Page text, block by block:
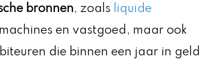
bronnen, zoals liquide
en vastgoed, maar ook
die binnen een jaar in geld